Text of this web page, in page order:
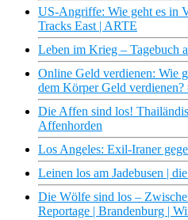
US-Angriffe: Wie geht es in
Tracks East | ARTE
Leben im Krieg – Tagebuch
Online Geld verdienen: Wie
dem Körper Geld verdienen?
Die Affen sind los!
Affenhorden
Los Angeles: Exil-Iraner
Leinen los am Jadebusen |
Die Wölfe sind los –
Reportage | Brandenburg |